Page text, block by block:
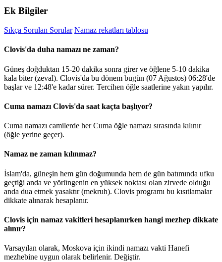
Ek Bilgiler
Sıkça Sorulan Sorular Namaz rekatları tablosu
Clovis'da duha namazı ne zaman?
Güneş doğduktan 15-20 dakika sonra girer ve öğlene 5-10 dakika
kala biter (zeval). Clovis'da bu dönem bugün (07 Ağustos) 06:28'de
başlar ve 12:48'e kadar sürer. Tercihen öğle saatlerine yakın yapılır.
Cuma namazı Clovis'da saat kaçta başlıyor?
Cuma namazı camilerde her Cuma öğle namazı sırasında kılınır
(öğle yerine geçer).
Namaz ne zaman kılınmaz?
İslam'da, güneşin hem gün doğumunda hem de gün batımında ufku
geçtiği anda ve yörüngenin en yüksek noktası olan zirvede olduğu
anda dua etmek yasaktır (mekruh). Clovis programı bu kısıtlamalar
dikkate alınarak hesaplanır.
Clovis için namaz vakitleri hesaplanırken hangi mezhep dikkate
alınır?
Varsayılan olarak, Moskova için ikindi namazı vakti Hanefi
mezhebine uygun olarak belirlenir. Değiştir.